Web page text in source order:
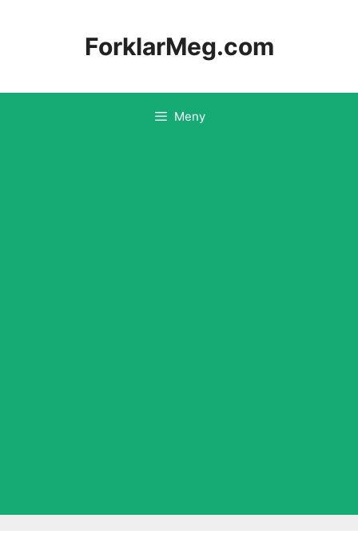
ForklarMeg.com
Meny